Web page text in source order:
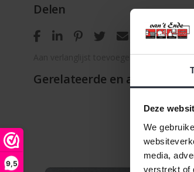
Deze
We
media,
verstrekt of
9,5
Delen
Aan verlanglijst toevoegen / Toevoegen
Gerelateerde en